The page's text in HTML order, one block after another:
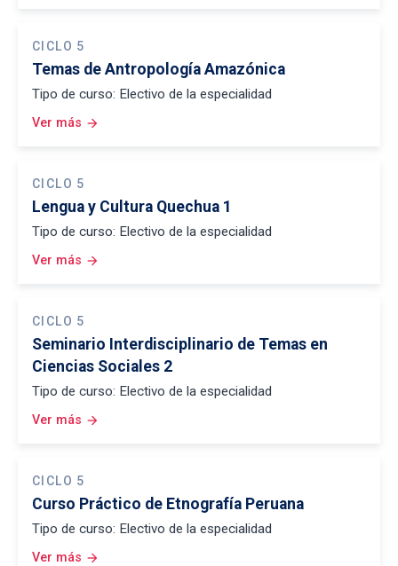
CICLO 5
Temas de Antropología Amazónica
Tipo de curso: Electivo de la especialidad
Ver más arrow_forward
CICLO 5
Lengua y Cultura Quechua 1
Tipo de curso: Electivo de la especialidad
Ver más arrow_forward
CICLO 5
Seminario Interdisciplinario de Temas en
Ciencias Sociales 2
Tipo de curso: Electivo de la especialidad
Ver más arrow_forward
CICLO 5
Curso Práctico de Etnografía Peruana
Tipo de curso: Electivo de la especialidad
Ver más arrow_forward